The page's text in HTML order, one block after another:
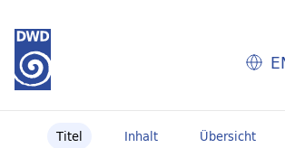
Titel Inhalt Übersicht